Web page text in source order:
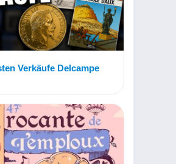
Verkäufe Delcampe